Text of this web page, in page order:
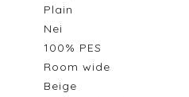
Plain
Nei
100% PES
Room wide
Beige